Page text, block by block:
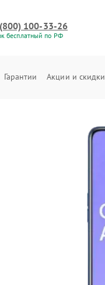
100-33-26
бесплатный по РФ
Гарантии Акции и скидки